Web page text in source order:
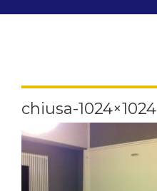
chiusa-1024×1024